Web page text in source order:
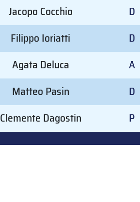
Jacopo Cocchio D
Filippo Ioriatti D
Agata Deluca A
Matteo Pasin D
Clemente Dagostin P